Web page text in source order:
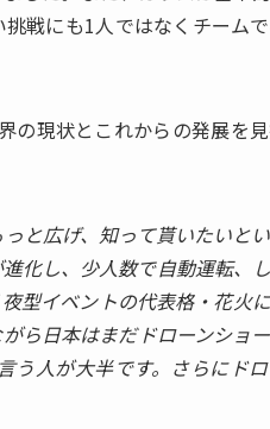
戦にも1人ではなくチーム
の現状とこれからの発展を
と広げ、知って貰いたいと
化し、少人数で自動運転、
型イベントの代表格・花火
ら日本はまだドローンショ
人が大半です。さらにド